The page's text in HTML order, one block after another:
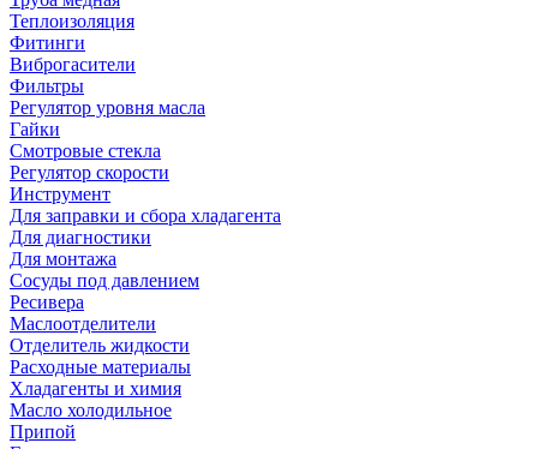
Теплоизоляция
Фитинги
Виброгасители
Фильтры
Регулятор уровня масла
Гайки
Смотровые стекла
Регулятор скорости
Инструмент
Для заправки и сбора хладагента
Для диагностики
Для монтажа
Сосуды под давлением
Ресивера
Маслоотделители
Отделитель жидкости
Расходные материалы
Хладагенты и химия
Масло холодильное
Припой